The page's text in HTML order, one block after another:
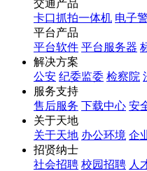
交通产品
卡口抓拍一体机 电子
平台产品
平台软件 平台服务器
解决方案
公安 纪委监委 检察院
服务支持
售后服务 下载中心 安
关于天地
关于天地 办公环境 企
招贤纳士
社会招聘 校园招聘 人